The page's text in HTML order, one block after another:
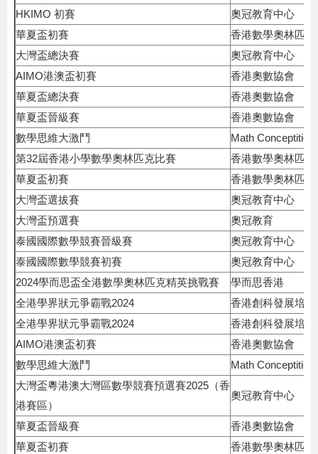
HKIMO 初賽
奧冠教育中心
華夏盃初賽
香港數學奧林匹
大灣盃總決賽
奧冠教育中心
AIMO港澳盃初賽
香港奧數協會
華夏盃總決賽
香港奧數協會
華夏盃晉級賽
香港奧數協會
數學思維大激鬥
Math Conceptition
第32屆香港小學數學奧林匹克比賽
香港數學奧林匹
華夏盃初賽
香港數學奧林匹
大灣盃選拔賽
奧冠教育中心
大灣盃預選賽
奧冠教育
泰國國際數學競賽晉級賽
奧冠教育中心
泰國國際數學競賽初賽
奧冠教育中心
2024學而思盃全港數學奧林匹克精英挑戰賽
學而思香港
全港學界狀元爭霸戰2024
香港創科發展培
全港學界狀元爭霸戰2024
香港創科發展培
AIMO港澳盃初賽
香港奧數協會
數學思維大激鬥
Math Conceptition
大灣盃粵港澳大灣區數學競賽預選賽2025（香
港賽區）
奧冠教育中心
華夏盃晉級賽
香港奧數協會
華夏盃初賽
香港數學奧林匹